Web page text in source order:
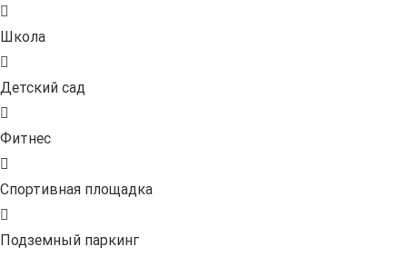
Школа
Детский сад
Фитнес
Спортивная площадка
Подземный паркинг